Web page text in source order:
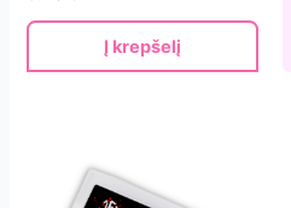
Į krepšelį